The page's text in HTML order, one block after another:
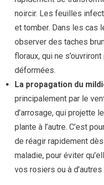
noircir. Les feuilles
et tomber. Dans les cas
observer des taches
floraux, qui ne
déformées.
La propagation du
principalement par le
d’arrosage, qui projette
plante à l’autre. C’est
de réagir rapidement
maladie, pour éviter
vos rosiers ou à